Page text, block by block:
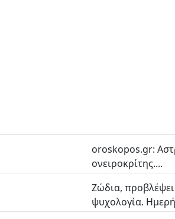
oroskopos.gr:
ονειροκρίτης....
Ζώδια,
ψυχολογία.